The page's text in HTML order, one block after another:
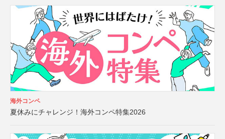
海外コンペ
夏休みにチャレンジ！海外コンペ特集2026